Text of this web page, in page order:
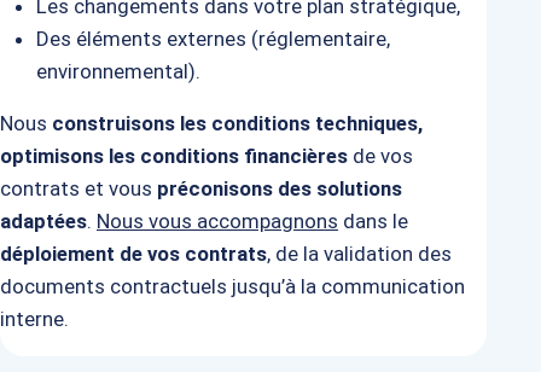
Les changements dans votre plan stratégique,
Des éléments externes (réglementaire,
environnemental).
Nous construisons les conditions techniques,
optimisons les conditions financières de vos
contrats et vous préconisons des solutions
adaptées. Nous vous accompagnons dans le
déploiement de vos contrats, de la validation des
documents contractuels jusqu’à la communication
interne.​